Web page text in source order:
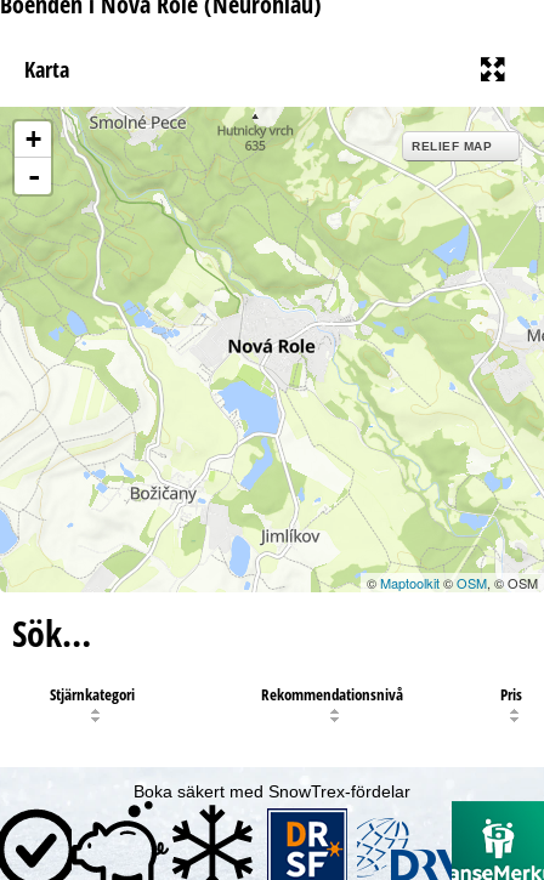
Karta
+
-
RELIEF MAP
©Maptoolkit©OSM, © OSM
Sök…
Stjärnkategori Rekommendationsnivå Pris
Boka säkert med SnowTrex-fördelar